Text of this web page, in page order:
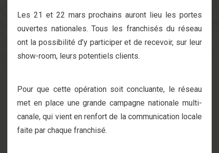
Les 21 et 22 mars prochains auront lieu les portes
ouvertes nationales. Tous les franchisés du réseau
ont la possibilité d’y participer et de recevoir, sur leur
show-room, leurs potentiels clients.
Pour que cette opération soit concluante, le réseau
met en place une grande campagne nationale multi-
canale, qui vient en renfort de la communication locale
faite par chaque franchisé.